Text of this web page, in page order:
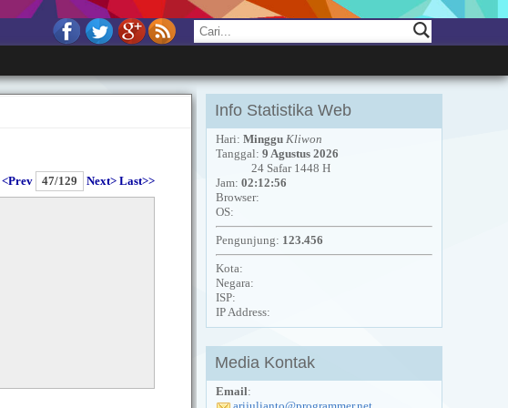
<Prev 47/129 Next> Last>>
Info Statistika Web
Hari: Minggu Kliwon
Tanggal: 9 Agustus 2026
24 Safar 1448 H
Jam: 02:12:56
Browser:
OS:
Pengunjung: 123.456
Kota:
Negara:
ISP:
IP Address:
Media Kontak
Email: